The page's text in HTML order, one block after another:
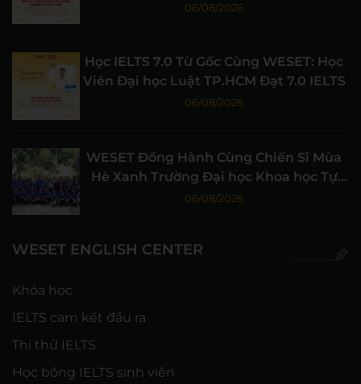
Học Tập Chất Lượng
06/08/2026
Học IELTS 7.0 Từ Gốc Cùng WESET: Học
Viên Đại học Luật TP.HCM Đạt 7.0 IELTS
06/08/2026
WESET Đồng Hành Cùng Chiến Sĩ Mùa
Hè Xanh Trường Đại học Khoa học Tự
nhiên, ĐHQG-HCM
06/08/2026
WESET ENGLISH CENTER
Khóa học
IELTS cam kết đầu ra
Thi thử IELTS
Học bổng IELTS sinh viên